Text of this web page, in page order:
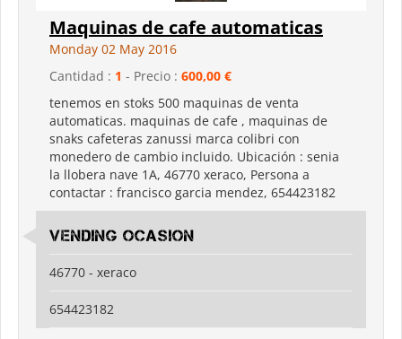
Maquinas de cafe automaticas
Monday 02 May 2016
Cantidad : 1 - Precio : 600,00 €
tenemos en stoks 500 maquinas de venta
automaticas. maquinas de cafe , maquinas de
snaks cafeteras zanussi marca colibri con
monedero de cambio incluido. Ubicación : senia
la llobera nave 1A, 46770 xeraco, Persona a
contactar : francisco garcia mendez, 654423182
vending ocasion
46770 - xeraco
654423182